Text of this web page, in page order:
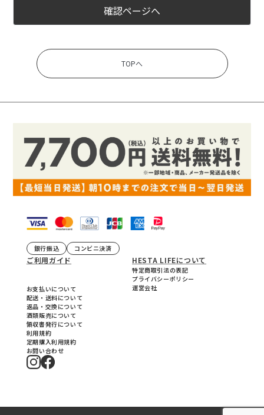
確認ページへ
TOPへ
銀行振込 コンビニ決済
ご利用ガイド
お支払いについて
配送・送料について
返品・交換について
酒類販売について
領収書発行について
利用規約
定期購入利用規約
お問い合わせ
HESTA LIFEについて
特定商取引法の表記
プライバシーポリシー
運営会社